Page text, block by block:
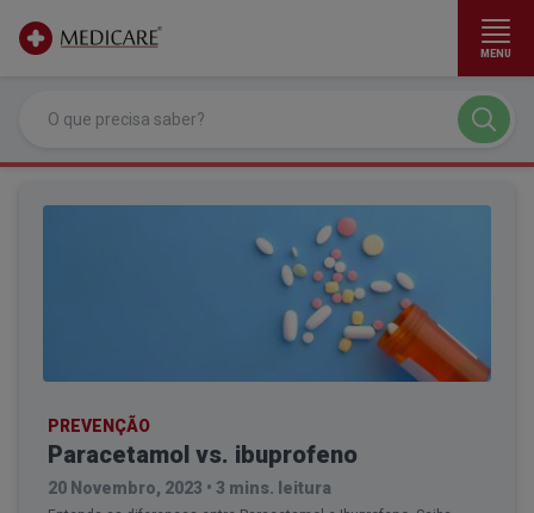
MENU
PREVENÇÃO
Paracetamol vs. ibuprofeno
20 Novembro, 2023 • 3 mins. leitura